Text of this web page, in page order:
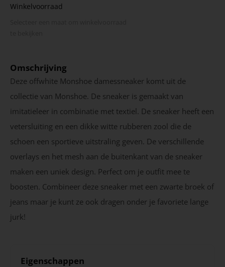
Winkelvoorraad
Omschrijving
Deze offwhite Monshoe damessneaker komt uit de
collectie van Monshoe. De sneaker is gemaakt van
imitatieleer in combinatie met textiel. De sneaker heeft een
vetersluiting en een dikke witte rubberen zool die de
schoen een sportieve uitstraling geven. De verschillende
overlays en het mesh aan de buitenkant van de sneaker
maken een uniek design. Perfect om je outfit mee te
boosten. Combineer deze sneaker met een zwarte broek of
jeans maar je kunt ze ook dragen onder je favoriete lange
jurk!
Eigenschappen